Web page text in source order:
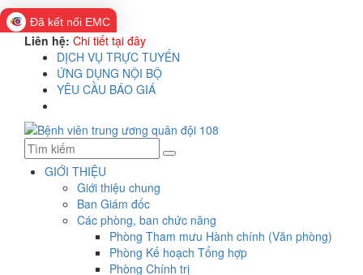
Đã kết nối EMC
Liên hệ: Chi tiết tại đây
DỊCH VỤ TRỰC TUYẾN
ỨNG DỤNG NỘI BỘ
YÊU CẦU BÁO GIÁ
GIỚI THIỆU
Giới thiệu chung
Ban Giám đốc
Các phòng, ban chức năng
Phòng Tham mưu Hành chính (Văn phòng)
Phòng Kế hoạch Tổng hợp
Phòng Chính trị